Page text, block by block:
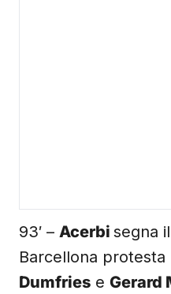
93′ – Acerbi segna
Barcellona
Dumfries e Gerard